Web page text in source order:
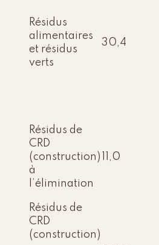
Résidus
alimentaires
et résidus
verts
30,4
Résidus de
CRD
(construction)
à
l’élimination
11,0
Résidus de
CRD
(construction)